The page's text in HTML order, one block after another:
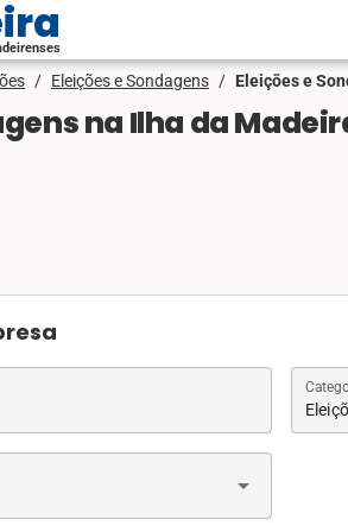
/ Eleições e Sondagens / Eleições e
na Ilha da
arrow_drop_down